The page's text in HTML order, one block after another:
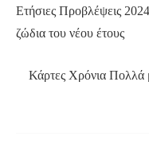
articles
Ετήσιες Προβλέψεις
ζώδια του νέου έτους
Κάρτες Χρόνια Πολλά